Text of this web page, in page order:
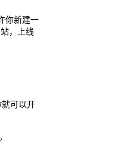
你新建一
，上线
就可以开